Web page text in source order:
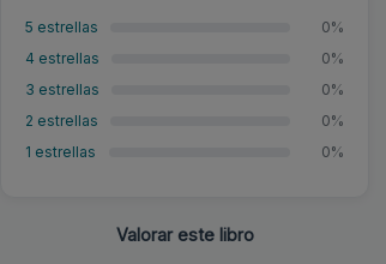
5 estrellas
0%
4 estrellas
0%
3 estrellas
0%
2 estrellas
0%
1 estrellas
0%
Valorar este libro